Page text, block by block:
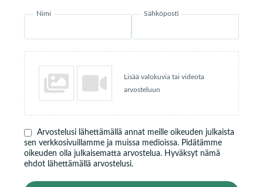
Nimi Sähköposti
Lisää valokuvia tai videota
arvosteluun
Arvostelusi lähettämällä annat meille oikeuden julkaista
sen verkkosivuillamme ja muissa medioissa. Pidätämme
oikeuden olla julkaisematta arvostelua. Hyväksyt nämä
ehdot lähettämällä arvostelusi.